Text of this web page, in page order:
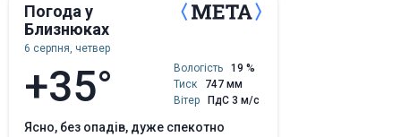
Погода у
Близнюках
6 серпня, четвер
+35° Вологість
19 %
Тиск
747 мм
Вітер
ПдС 3 м/с
ясно, без опадів, дуже спекотно